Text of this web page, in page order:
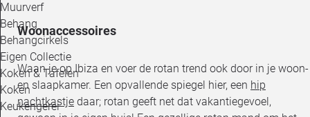
Muurverf
Behang
Behangcirkels
Eigen Collectie
Koken & Tafelen
Koken
Keukengerei
Woonaccessoires
Waan je op Ibiza en voer de rotan trend ook door in je woon-
en slaapkamer. Een opvallende spiegel hier, een hip
nachtkastje daar; rotan geeft net dat vakantiegevoel,